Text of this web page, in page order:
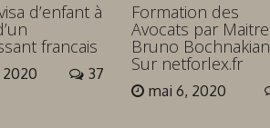
d’enfant à
francais
2020 37
Formation des
Avocats par Maitre
Bruno Bochnakian
Sur netforlex.fr
mai 6, 2020